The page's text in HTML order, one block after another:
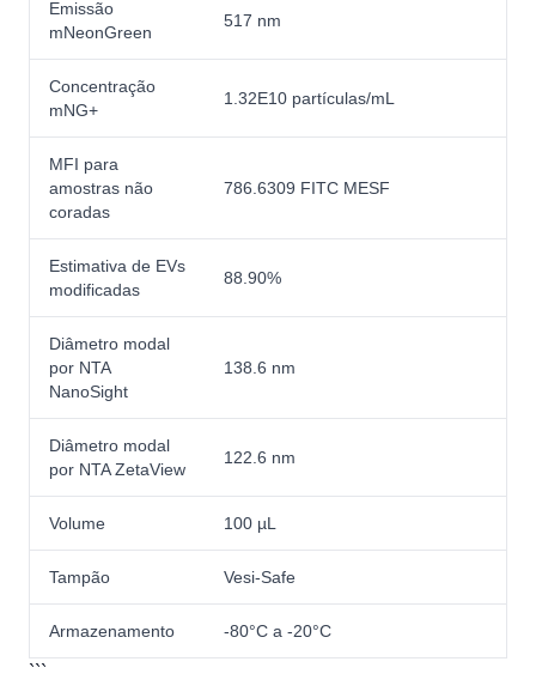
Emissão
mNeonGreen
517 nm
Concentração
mNG+
1.32E10 partículas/mL
MFI para
amostras não
coradas
786.6309 FITC MESF
Estimativa de EVs
modificadas
88.90%
Diâmetro modal
por NTA
NanoSight
138.6 nm
Diâmetro modal
por NTA ZetaView
122.6 nm
Volume 100 µL
Tampão Vesi-Safe
Armazenamento -80°C a -20°C
```